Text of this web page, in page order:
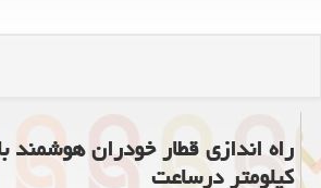
كیلومتر درساعت